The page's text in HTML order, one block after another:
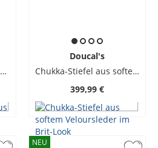
Chukka Boots Drift aus Veloursleder
Doucal's
Chukka-Stiefel aus softem Veloursleder im Brit-Look
399,99 €
NEU